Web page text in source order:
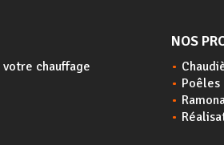
votre chauffage
NOS
Poêles